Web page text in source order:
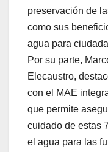
preservación de
como sus
agua para
Por su parte,
Elecaustro,
con el MAE
que permite
cuidado de estas
el agua para las